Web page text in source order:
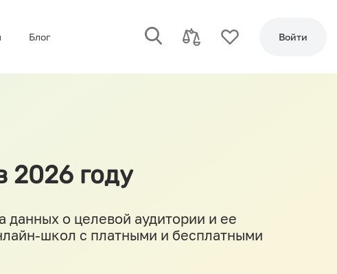
Блог Войти
2026 году
данных о целевой аудитории и ее
школ с платными и бесплатными